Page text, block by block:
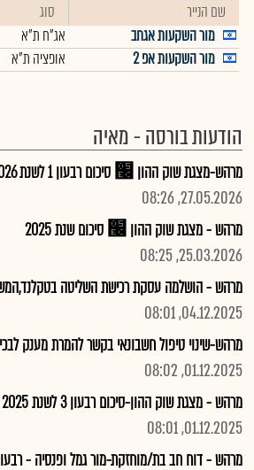
שם הנייר סוג
מור השקעות אגחב
אג"ח ת"א
מור השקעות אפ 2
אופציה ת"א
הודעות בורסה - מאיה
מרהש-מצגת שוק ההון ׬ סיכום רבעון 1 לשנת 2026
27.05.2026, 08:26
מרהש - מצגת שוק ההון ׬ סיכום שנת 2025
25.03.2026, 08:25
מרהש - הושלמה עסקת רכישת השליטה
04.12.2025, 08:01
מרהש-שינוי טיפול חשבונאי בקשר להמרת מענק
01.12.2025, 08:02
מרהש - מצגת שוק ההון-סיכום רבעון 3 לשנת 2025
01.12.2025, 08:01
מרהש - דוח חב בת/מוחזקת-מור גמל ופנסיה - רבעון 3 לשנת